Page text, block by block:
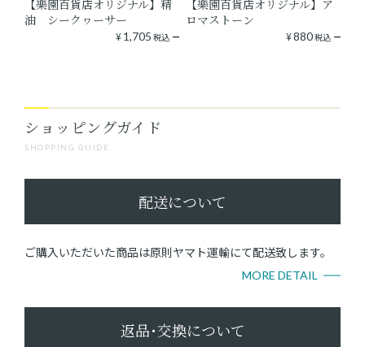
【樂園百貨店オリジナル】精
油 シークヮーサー
¥1,705 税込
【樂園百貨店オリジナル】ア
ロマストーン
¥880税込
SHOPPING GUIDE
ショッピングガイド
配送について
ご購入いただいた商品は原則ヤマト運輸にて配送致します。
MORE DETAIL
返品･交換について